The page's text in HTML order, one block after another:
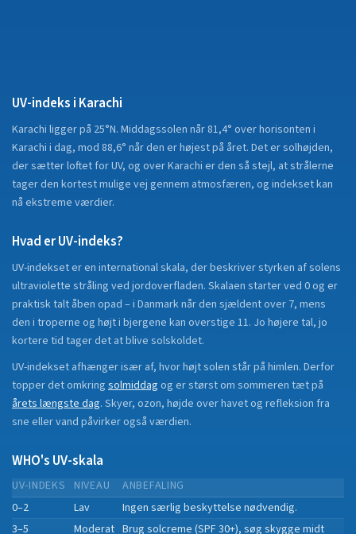
UV-indeks i Karachi
Karachi ligger på 25°N. Middagssolen når 81,4° over horisonten i
Karachi i dag, mod 88,6° når den er højest på året. Det er solhøjden,
der sætter loftet for UV, og over Karachi er den så stejl, at strålerne
tager den kortest mulige vej gennem atmosfæren, og indekset kan
nå ekstreme værdier.
Hvad er UV-indeks?
UV-indekset er en international skala, der beskriver styrken af solens
ultraviolette stråling ved jordoverfladen. Skalaen starter ved 0 og er
praktisk talt åben opad – i Danmark når den sjældent over 7, mens
den i troperne og højt i bjergene kan overstige 11. Jo højere tal, jo
kortere tid tager det at blive solskoldet.
UV-indekset afhænger især af, hvor højt solen står på himlen. Derfor
topper det omkring solmiddag og er størst om sommeren tæt på
årets længste dag. Skyer, ozon, højde over havet og refleksion fra
sne eller vand påvirker også værdien.
WHO's UV-skala
UV-INDEKS NIVEAU
ANBEFALING
0–2
Lav
Ingen særlig beskyttelse nødvendig.
3–5
Moderat Brug solcreme (SPF 30+), søg skygge midt